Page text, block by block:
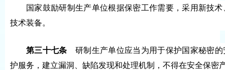
国家鼓励研制生产单位根据保密工作需要，采用新技
技术装备。
第三十七条 研制生产单位应当为用于保护国家秘密
护服务，建立漏洞、缺陷发现和处理机制，不得在安全保密